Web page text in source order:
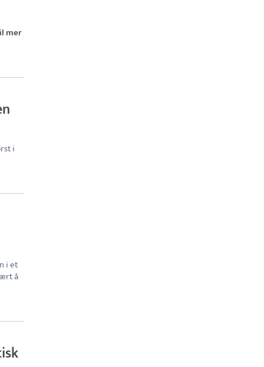
mer
i
i et
å